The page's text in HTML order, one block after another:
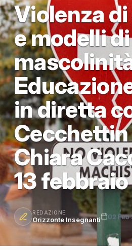
Violenza
e modelli di
in diretta
Cecchettin
Chiara
13 febbraio
REDAZIONE
Orizzonte Insegnanti 02 Feb